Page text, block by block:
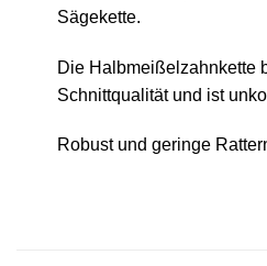
Sägekette.
Die Halbmeißelzahnkette
Schnittqualität und ist
Robust und geringe